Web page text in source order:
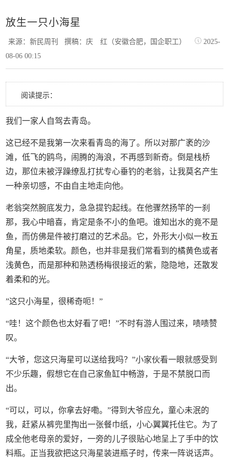
放生一只小海星
来源：新民周刊撰稿：庆 红（安徽合肥，国企职工）
2025-
08-06 00:15
阅读提示：
我们一家人自驾去青岛。
这已经不是我第一次来看青岛的海了。所以对那广袤的沙
滩，低飞的鸥鸟，闹腾的海浪，不再感到新奇。倒是栈桥
边，那位未被浮躁缭乱打扰专心垂钓的老翁，让我莫名产生
一种亲切感，不由自主地走向他。
老翁突然腕底发力，急急提钓起线。在他骤然扬竿的一刹
那，我心中暗喜，肯定是条不小的鱼吧。谁知出水的竟不是
鱼，而仿佛是件被打磨过的艺术品。它，外形大小似一枚五
角星，质地柔软。颜色，也并非是我们常看到的橘黄色或者
浅黄色，而是那种和熟透杨梅很接近的紫，隐隐地，还散发
着柔和的光。
”这只小海星，很稀奇呃！”
“哇！这个颜色也太好看了吧！”不时有游人围过来，啧啧赞
叹。
“大爷，您这只海星可以送给我吗？”小家伙看一眼就感受到
不少乐趣，假想它在自己家鱼缸中畅游，于是不禁脱口而
出。
“可以，可以，你拿去好嘞。”得到大爷应允，童心未泯的
我，赶紧从裤兜里掏出一张餐巾纸，小心翼翼托住它。为了
成全他老母亲的爱好，一旁的儿子很贴心地呈上了手中的饮
料瓶。正当我欲把这只海星装进瓶子时，传来一阵说话声。